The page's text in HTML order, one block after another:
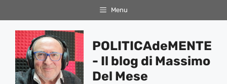
al
contenuto
Menu
POLITICAdeMENTE
- Il blog di Massimo
Del Mese